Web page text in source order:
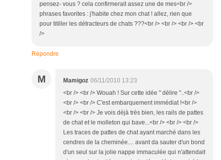
pensez- vous ? cela confirmerait assez une de mes<br />
phrases favorites : j'habite chez mon chat ! allez, rien que
pour titiller les détracteurs de chats ???<br /> <br /> <br /> <br
/>
Répondre
M Mamigoz 06/11/2010 13:23
<br /> <br /> Wouah ! Sur cette idée " délire "..<br />
<br /> <br /> C'est embarquement immédiat !<br />
<br /> <br /> Je vois déjà très bien, les rails de pattes
de chat et le molleton qui bave...<br /> <br /> <br />
Les traces de pattes de chat ayant marché dans les
cendres de la cheminée.... avant da sauter d'un bond
d'un seul sur la jolie nappe immaculée qui n'attendait